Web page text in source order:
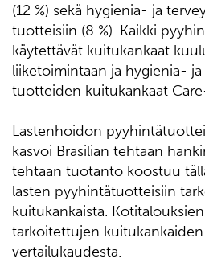
(12 %) sekä hygienia- ja
tuotteisiin (8 %). Kaikki
käytettävät kuitukankaat
liiketoimintaan ja hygienia-
tuotteiden kuitukankaat
Lastenhoidon
kasvoi Brasilian tehtaan
tehtaan tuotanto koostuu
lasten pyyhintätuotteisiin
kuitukankaista.
tarkoitettujen
vertailukaudesta.